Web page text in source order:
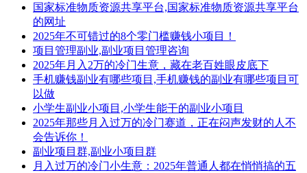
国家标准物质资源共享平台,国家标准物质资源共享平台
的网址
2025年不可错过的8个零门槛赚钱小项目！
项目管理副业,副业项目管理咨询
2025年月入2万的冷门生意，藏在老百姓眼皮底下
手机赚钱副业有哪些项目,手机赚钱的副业有哪些项目可
以做
小学生副业小项目,小学生能干的副业小项目
2025年那些月入过万的冷门赛道，正在闷声发财的人不
会告诉你！
副业项目群,副业小项目群
月入过万的冷门小生意：2025年普通人都在悄悄搞的五